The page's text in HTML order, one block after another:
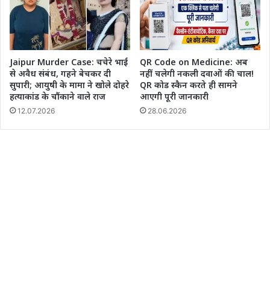
Jaipur Murder Case: चचेरे भाई
से अवैध संबंध, गहने बेचकर दी
सुपारी; आयुषी के मामा ने खोले दोहरे
हत्याकांड के चौंकाने वाले राज
12.07.2026
QR Code on Medicine: अब
नहीं चलेगी नकली दवाओं की चाल!
QR कोड स्कैन करते ही सामने
आएगी पूरी जानकारी
28.06.2026